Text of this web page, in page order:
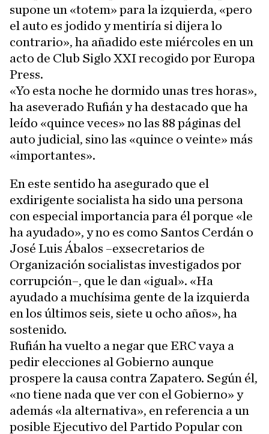
supone un «totem» para la izquierda, «pero
el auto es jodido y mentiría si dijera lo
contrario», ha añadido este miércoles en un
acto de Club Siglo XXI recogido por Europa
Press.
«Yo esta noche he dormido unas tres horas»,
ha aseverado Rufián y ha destacado que ha
leído «quince veces» no las 88 páginas del
auto judicial, sino las «quince o veinte» más
«importantes».
En este sentido ha asegurado que el
exdirigente socialista ha sido una persona
con especial importancia para él porque «le
ha ayudado», y no es como Santos Cerdán o
José Luis Ábalos –exsecretarios de
Organización socialistas investigados por
corrupción–, que le dan «igual». «Ha
ayudado a muchísima gente de la izquierda
en los últimos seis, siete u ocho años», ha
sostenido.
Rufián ha vuelto a negar que ERC vaya a
pedir elecciones al Gobierno aunque
prospere la causa contra Zapatero. Según él,
«no tiene nada que ver con el Gobierno» y
además «la alternativa», en referencia a un
posible Ejecutivo del Partido Popular con